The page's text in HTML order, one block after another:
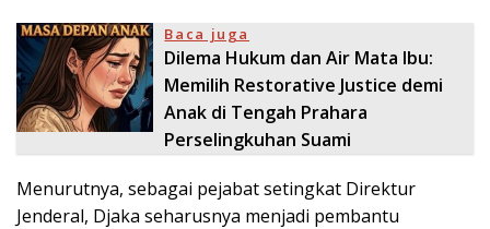
Baca juga
Dilema Hukum dan Air Mata Ibu:
Memilih Restorative Justice demi
Anak di Tengah Prahara
Perselingkuhan Suami
Menurutnya, sebagai pejabat setingkat Direktur
Jenderal, Djaka seharusnya menjadi pembantu